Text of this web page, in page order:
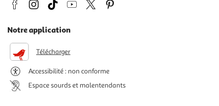
Notre application
Télécharger
Accessibilité : non conforme
Espace sourds et malentendants